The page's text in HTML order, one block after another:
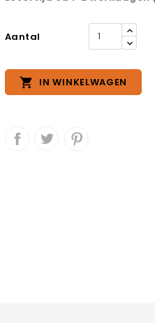
Aantal
 IN WINKELWAGEN